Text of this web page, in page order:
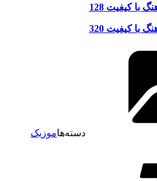
با کیفیت 128
با کیفیت 320
دسته‌هاموزیک